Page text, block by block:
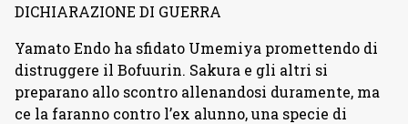
DICHIARAZIONE DI GUERRA
Yamato Endo ha sfidato Umemiya promettendo di
distruggere il Bofuurin. Sakura e gli altri si
preparano allo scontro allenandosi duramente, ma
ce la faranno contro l’ex alunno, una specie di